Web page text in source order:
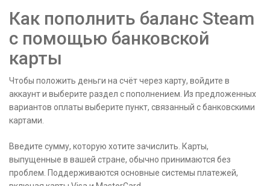
Как пополнить баланс Steam
с помощью банковской
карты
Чтобы положить деньги на счёт через карту, войдите в
аккаунт и выберите раздел с пополнением. Из предложенных
вариантов оплаты выберите пункт, связанный с банковскими
картами.
Введите сумму, которую хотите зачислить. Карты,
выпущенные в вашей стране, обычно принимаются без
проблем. Поддерживаются основные системы платежей,